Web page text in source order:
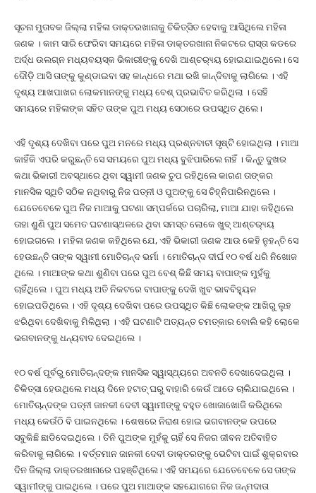
ସୂଚନା ମୁତାବକ ଜିଲ୍ଲା ମହିଳା ଡାକ୍ତରଖାନାକୁ ଚିକିତ୍ସିତ ହେବାକୁ ଆସିଥିଲେ ମହିଳା
ଜଣକ । କାମ ସାରି ଫେରିବା ସମୟରେ ମହିଳା ଡାକ୍ତରଖାନା ନିକଟରେ ରାସ୍ତା କଡରେ
ଅର୍ଦ୍ଧ ଉଲଗ୍ନ ମଧ୍ୟବୟସ୍କ ଭିକାରୀଙ୍କୁ ଦେଖି ଆଶ୍ଚର‌୍ୟ୍ୟ ହୋଇଯାଇଥିଲେ। ସେ
ଦୌଡ଼ି ଆସି ତାଙ୍କୁ କୁଣ୍ଡାଇବା ସହ କାନ୍ଧରେ ମଥା ରଖି କାନ୍ଦିବାକୁ ଲାଗିଲେ । ଏହି
ଦୃଶ୍ୟ ଆଖପାଖର ଲୋକମାନଙ୍କୁ ମଧ୍ୟ ବେଶ୍ ପ୍ରଭାବିତ କରିଥିଲା । ସେହି
ସମୟରେ ମହିଳାଙ୍କ ସହିତ ତାଙ୍କ ପୁଅ ମଧ୍ୟ ସେଠାରେ ଉପସ୍ଥିତ ଥିଲେ।
ଏହି ଦୃଶ୍ୟ ଦେଖିବା ପରେ ପୁଅ ମନରେ ମଧ୍ୟ ପ୍ରଶ୍ନବାଚୀ ସୃଷ୍ଟି ହୋଇଥିଲା । ମାଆ
କାହିଁକି ଏପରି କରୁଛନ୍ତି ସେ ସମୟରେ ପୁଅ ମଧ୍ୟ ବୁଝିପାରିଲେ ନାହିଁ । କିନ୍ତୁ ଦୁଖର
କଥା ଭିକାରୀ ଅବସ୍ଥାରେ ଥିବା ସ୍ୱାମୀ ଜଣକ ଚୁପ ରହିଥିଲେ କାରଣ ତାଙ୍କର
ମାନସିକ ସ୍ଥିତି ସଠିକ ନଥିବାରୁ ନିଜ ପତ୍ନୀ ଓ ପୁଅଙ୍କୁ ସେ ଚିହ୍ନିପାରିନଥିଲେ ।
ଯେତେବେଳେ ପୁଅ ନିଜ ମାଆକୁ ଘଟଣା ସମ୍ପର୍କରେ ପଚାରିଲା, ମାଆ ଯାହା କହିଥିଲେ
ତାହା ଶୁଣି ପୁଅ ସମେତ ଘଟଣାସ୍ଥଳରେ ଥିବା ସମସ୍ତ ଲୋକେ ଖୁବ୍ ଆଶ୍ଚର‌୍ୟ୍ୟ
ହୋଇଗଲେ । ମହିଳା ଜଣକ କହିଥିଲେ ଯେ, ଏହି ଭିକାରୀ ଜଣକ ଆଉ କେହି ନୁହନ୍ତି ସେ
ହେଉଛନ୍ତି ତାଙ୍କ ସ୍ୱାମୀ ମୋତିଚାନ୍ଦ ଭର୍ମା । ମୋତିଚାନ୍ଦ ଦୀର୍ଘ ୧୦ ବର୍ଷ ଧରି ନିଖୋଜ
ଥିଲେ । ମାଆଙ୍କ କଥା ଶୁଣିବା ପରେ ପୁଅ ବେଶ୍ କିଛି ସମୟ ବାପାଙ୍କ ମୁହଁକୁ
ଚାହିଁଥିଲେ । ପୁଅ ମଧ୍ୟ ଅତି ନିକଟରେ ବାପାଙ୍କୁ ଦେଖି ଖୁବ ଭାବବିହ୍ୟୁଳ
ହୋଇପଡିଥିଲେ । ଏହି ଦୃଶ୍ୟ ଦେଖିବା ପରେ ଉପସ୍ଥିତ କିଛି ଲୋକଙ୍କ ଆଖିରୁ ଲୁହ
ଝରିଥିବା ଦେଖିବାକୁ ମିଳିଥିଲା । ଏହି ଘଟଣାଟି ଅତ୍ୟନ୍ତ ଚମତ୍କାର ବୋଲି କହି ଲୋକେ
ଭଗବାନଙ୍କୁ ଧନ୍ୟବାଦ ଦେଇଥିଲେ ।
୧୦ ବର୍ଷ ପୂର୍ବରୁ ମୋତିଚାନ୍ଦଙ୍କ ମାନସିକ ସ୍ୱାସ୍ଥ୍ୟରେ ଅବନତି ଦେଖାଦେଇଥିଲା ।
ଚିକିତ୍ସା ହେଉଥିଲେ ମଧ୍ୟ ଦିନେ ହଟାତ୍ ଘରୁ ବାହାରି କେଉଁ ଆଡେ ଚାଲିଯାଇଥିଲେ ।
ମୋତିଚାନ୍ଦଙ୍କ ପତ୍ନୀ ଜାନକୀ ଦେବୀ ସ୍ୱାମୀଙ୍କୁ ବହୁତ ଖୋଜାଖୋଜି କରିଥିଲେ
ମଧ୍ୟ କେଉଁଠି ବି ପାଇନଥିଲେ । ଶେଷରେ ନିରାଶ ହୋଇ ଭଗବାନଙ୍କ ଉପରେ
ସବୁକିଛି ଛାଡିଦେଇଥିଲେ । ତିନି ପୁଅଙ୍କ ମୁହଁକୁ ଚାହିଁ ସେ ନିଜର ଜୀବନ ଅତିବାହିତ
କରିବାକୁ ଲାଗିଲେ । ବର୍ତ୍ତମାନ ଜାନକୀ ଦେବୀ ଡାକ୍ତରଙ୍କୁ ଭେଟିବା ପାଇଁ ଶୁକ୍ରବାର
ଦିନ ଜିଲ୍ଲା ଡାକ୍ତରଖାନାରେ ପହଞ୍ଚିଥିଲେ। ଏହି ସମୟରେ ଯେତେବେଳେ ସେ ତାଙ୍କ
ସ୍ୱାମୀଙ୍କୁ ପାଇଥିଲେ । ପରେ ପୁଅ ମାଆଙ୍କ ସହଯୋଗରେ ନିଜ ଜନ୍ମଦାତା